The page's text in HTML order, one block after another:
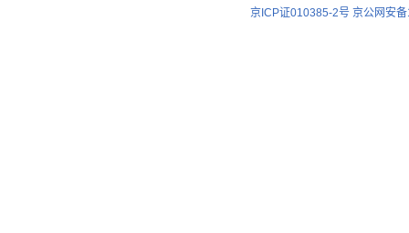
京ICP证010385-2号 京公网安